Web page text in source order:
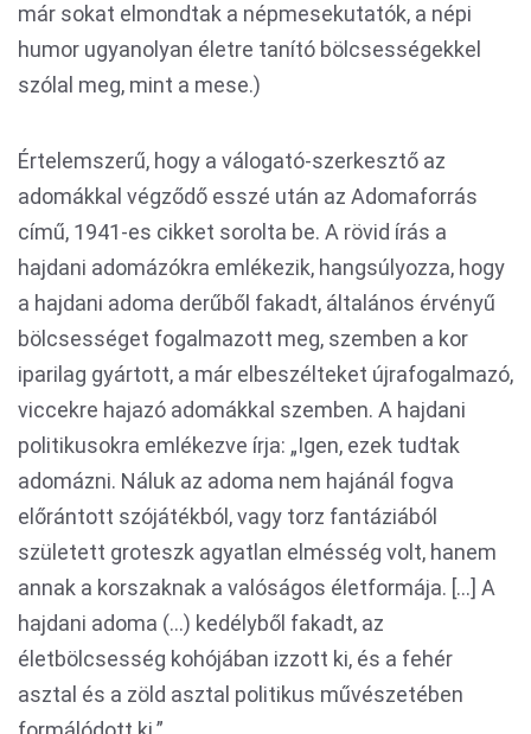
már sokat elmondtak a népmesekutatók, a népi
humor ugyanolyan életre tanító bölcsességekkel
szólal meg, mint a mese.)
Értelemszerű, hogy a válogató-szerkesztő az
adomákkal végződő esszé után az Adomaforrás
című, 1941-es cikket sorolta be. A rövid írás a
hajdani adomázókra emlékezik, hangsúlyozza, hogy
a hajdani adoma derűből fakadt, általános érvényű
bölcsességet fogalmazott meg, szemben a kor
iparilag gyártott, a már elbeszélteket újrafogalmazó,
viccekre hajazó adomákkal szemben. A hajdani
politikusokra emlékezve írja: „Igen, ezek tudtak
adomázni. Náluk az adoma nem hajánál fogva
előrántott szójátékból, vagy torz fantáziából
született groteszk agyatlan elmésség volt, hanem
annak a korszaknak a valóságos életformája. […] A
hajdani adoma (…) kedélyből fakadt, az
életbölcsesség kohójában izzott ki, és a fehér
asztal és a zöld asztal politikus művészetében